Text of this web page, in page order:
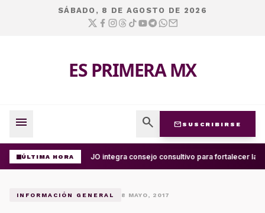
SÁBADO, 8 DE AGOSTO DE 2026
ES PRIMERA MX
menu search mail SUSCRIBIRSE
ÚLTIMA HORA UABJO integra consejo consultivo para fortalecer la
INFORMACIÓN GENERAL 8 MAYO, 2017